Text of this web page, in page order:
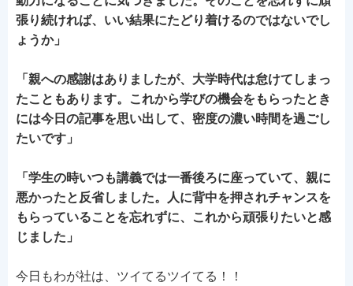
張り続ければ、いい結果にたどり着けるのではないでし
ょうか」
「親への感謝はありましたが、大学時代は怠けてしまっ
たこともあります。これから学びの機会をもらったとき
には今日の記事を思い出して、密度の濃い時間を過ごし
たいです」
「学生の時いつも講義では一番後ろに座っていて、親に
悪かったと反省しました。人に背中を押されチャンスを
もらっていることを忘れずに、これから頑張りたいと感
じました」
今日もわが社は、ツイてるツイてる！！